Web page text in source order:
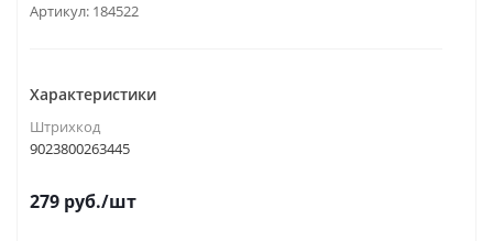
Артикул: 184522
Характеристики
Штрихкод
9023800263445
279 руб./шт